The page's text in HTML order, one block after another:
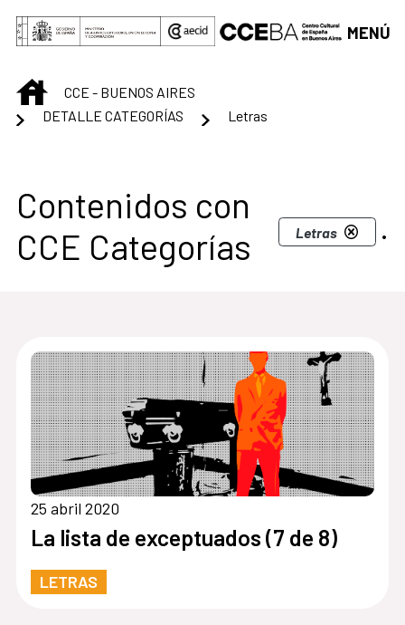
Saltar al contenido principal
MENÚ
INICIOCCE - BUENOS AIRES
DETALLE CATEGORÍAS
Letras
Centro Cultural de
Contenidos con
CCE Categorías
Letras .
25 abril 2020
La lista de exceptuados (7 de 8)
LETRAS